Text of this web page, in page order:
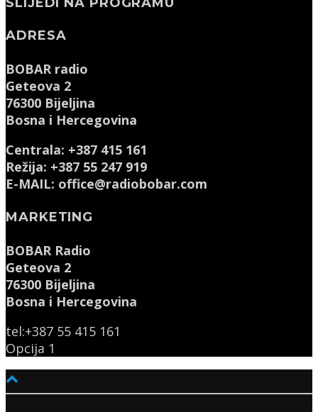
ADRESA
BOBAR radio
Geteova 2
76300 Bijeljina
Bosna i Hercegovina
Centrala: +387 415 161
Režija: +387 55 247 919
E-MAIL: office@radiobobar.com
MARKETING
BOBAR Radio
Geteova 2
76300 Bijeljina
Bosna i Hercegovina
tel:+387 55 415 161
Opcija 1